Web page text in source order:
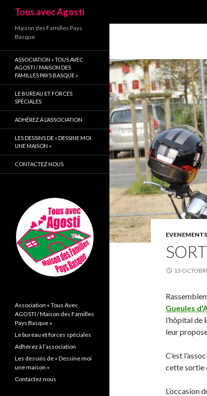
Tous avec Agosti
EVENEMENTS
13
Gueules
l’hôpital de
leur
C’est
cette sortie
L’occasion
Maison des Familles Pays
Basque
ASSOCIATION « TOUS AVEC
AGOSTI / MAISON DES
FAMILLES PAYS BASQUE »
LE BUREAU ET FORCES
SPÉCIALES
ADHÉREZ À L’ASSOCIATION
LES DESSINS DE « DESSINE MOI
UNE MAISON »
CONTACTEZ NOUS
Association « Tous Avec
AGOSTI / Maison des Familles
Pays Basque »
Le bureau et forces spéciales
Adhérez à l’association
Les dessins de « Dessine moi
une maison »
Contactez nous